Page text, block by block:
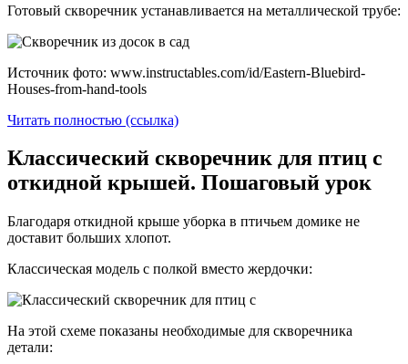
Готовый скворечник устанавливается на металлической трубе:
Источник фото: www.instructables.com/id/Eastern-Bluebird-
Houses-from-hand-tools
Читать полностью (ссылка)
Классический скворечник для птиц с
откидной крышей. Пошаговый урок
Благодаря откидной крыше уборка в птичьем домике не
доставит больших хлопот.
Классическая модель с полкой вместо жердочки:
На этой схеме показаны необходимые для скворечника
детали: